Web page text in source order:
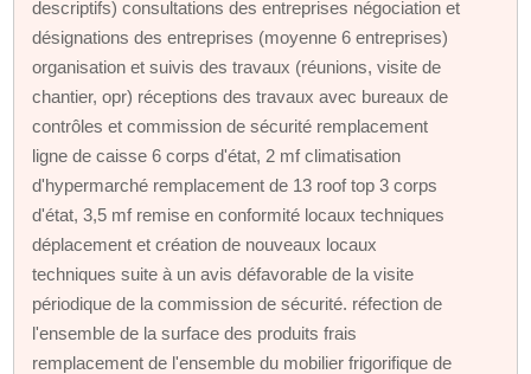
descriptifs) consultations des entreprises négociation et
désignations des entreprises (moyenne 6 entreprises)
organisation et suivis des travaux (réunions, visite de
chantier, opr) réceptions des travaux avec bureaux de
contrôles et commission de sécurité remplacement
ligne de caisse 6 corps d'état, 2 mf climatisation
d'hypermarché remplacement de 13 roof top 3 corps
d'état, 3,5 mf remise en conformité locaux techniques
déplacement et création de nouveaux locaux
techniques suite à un avis défavorable de la visite
périodique de la commission de sécurité. réfection de
l'ensemble de la surface des produits frais
remplacement de l'ensemble du mobilier frigorifique de